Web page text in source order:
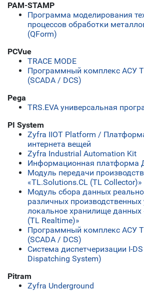
PAM-STAMP
Программа моделирования
процессов обработки
(QForm)
PCVue
TRACE MODE
Программный комплекс АСУ
(SCADA / DCS)
Pega
ТRS.EVA универсальная
PI System
Zyfra IIOT Platform /
интернета вещей
Zyfra Industrial Automation Kit
Информационная платформа
Модуль передачи
«TL.Solutions.CL (TL Collector)»
Модуль сбора данных
различных производственных
локальное хранилище данных
(TL Realtime)»
Программный комплекс АСУ
(SCADA / DCS)
Система диспетчеризации I-
Dispatching System)
Pitram
Zyfra Underground